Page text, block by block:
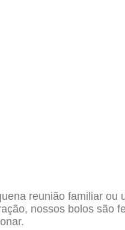
reunião familiar ou
nossos bolos são